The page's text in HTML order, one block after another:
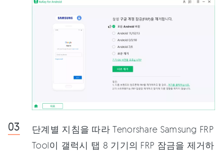
단계별 지침을 따라 Tenorshare Samsung FRP
Tool이 갤럭시 탭 8 기기의 FRP 잠금을 제거하